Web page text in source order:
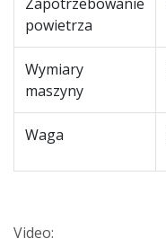
powietrza
Wymiary
maszyny
Waga
Video: